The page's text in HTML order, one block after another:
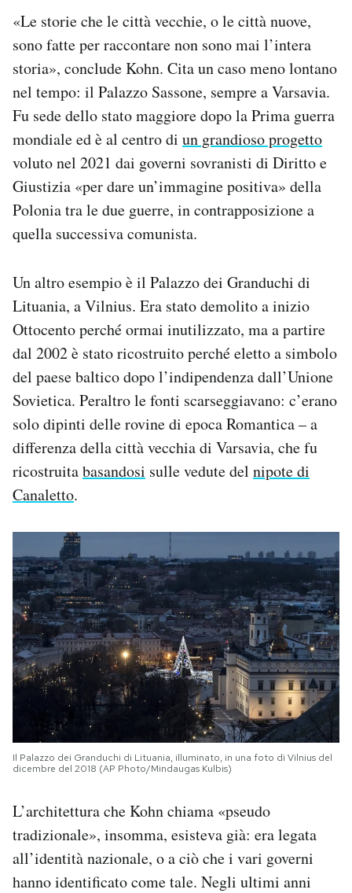
«Le storie che le città vecchie, o le città nuove,
sono fatte per raccontare non sono mai l’intera
storia», conclude Kohn. Cita un caso meno lontano
nel tempo: il Palazzo Sassone, sempre a Varsavia.
Fu sede dello stato maggiore dopo la Prima guerra
mondiale ed è al centro di un grandioso progetto
voluto nel 2021 dai governi sovranisti di Diritto e
Giustizia «per dare un’immagine positiva» della
Polonia tra le due guerre, in contrapposizione a
quella successiva comunista.
Un altro esempio è il Palazzo dei Granduchi di
Lituania, a Vilnius. Era stato demolito a inizio
Ottocento perché ormai inutilizzato, ma a partire
dal 2002 è stato ricostruito perché eletto a simbolo
del paese baltico dopo l’indipendenza dall’Unione
Sovietica. Peraltro le fonti scarseggiavano: c’erano
solo dipinti delle rovine di epoca Romantica – a
differenza della città vecchia di Varsavia, che fu
ricostruitabasandosi sulle vedute del nipote di
Canaletto.
Il Palazzo dei Granduchi di Lituania, illuminato, in una foto di Vilnius del
dicembre del 2018 (AP Photo/Mindaugas Kulbis)
L’architettura che Kohn chiama «pseudo
tradizionale», insomma, esisteva già: era legata
all’identità nazionale, o a ciò che i vari governi
hanno identificato come tale. Negli ultimi anni